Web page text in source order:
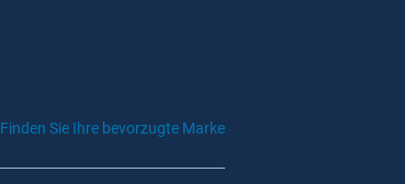
Finden Sie Ihre bevorzugte Marke